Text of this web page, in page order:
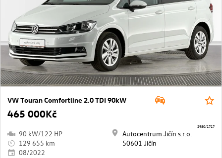
VW Touran Comfortline 2.0 TDI 90kW
465 000Kč
90 kW/122 HP
129 655 km
08/2022
Autocentrum Jičín s.r.o.
50601 Jičín
2980/1717